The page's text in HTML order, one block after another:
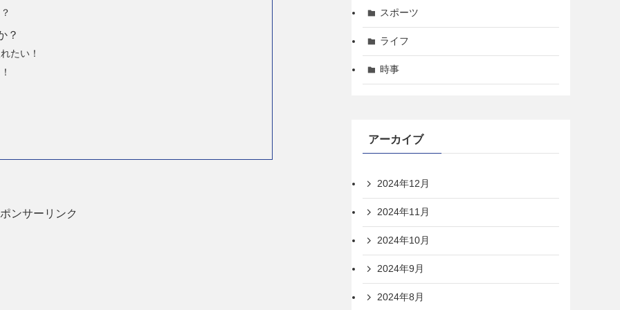
？
たい！
ンサーリンク
スポーツ
ライフ
時事
アーカイブ
2024年12月
2024年11月
2024年10月
2024年9月
2024年8月